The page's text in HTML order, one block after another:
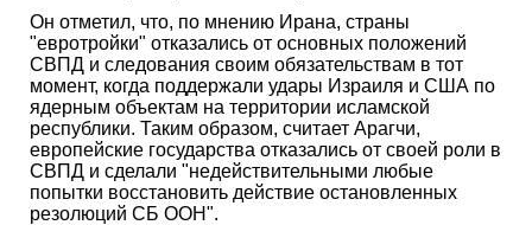
Он отметил, что, по мнению Ирана, страны
"евротройки" отказались от основных положений
СВПД и следования своим обязательствам в тот
момент, когда поддержали удары Израиля и США по
ядерным объектам на территории исламской
республики. Таким образом, считает Арагчи,
европейские государства отказались от своей роли в
СВПД и сделали "недействительными любые
попытки восстановить действие остановленных
резолюций СБ ООН".